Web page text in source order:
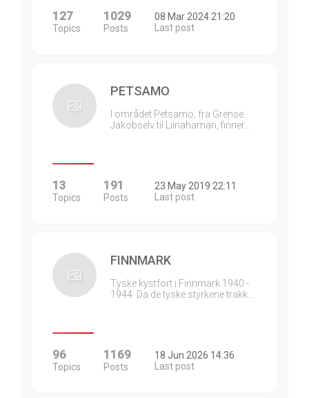
127
Topics
1029
Posts
08 Mar 2024 21:20
Last post
PETSAMO
I området Petsamo, fra Grense
Jakobselv til Liinahamari, finner…
13
Topics
191
Posts
23 May 2019 22:11
Last post
FINNMARK
Tyske kystfort i Finnmark 1940 -
1944. Da de tyske styrkene trakk…
96
Topics
1169
Posts
18 Jun 2026 14:36
Last post